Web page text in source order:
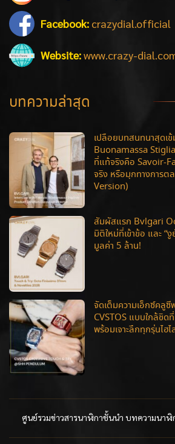
Facebook: crazydial.official
Website:www.crazy-
บทความล่าสุด
เปลือยบทสนทนาสุดเ
Buonamassa
ที่แท้จริงคือ Savoir-
จริง หรือมุกทางการต
Version)
สัมผัสแรก Bvlgari
มิติใหม่ที่เข้าข้อ และ
มูลค่า 5 ล้าน!
จัดเต็มความเอ็กซ์คลู
CVSTOS แบบใกล้ชิ
พร้อมเจาะลึกทุกรุ่นไฮ
ศูนย์รวมข่าวสารนาฬิกาชั้นนำ บทความนาฬิ